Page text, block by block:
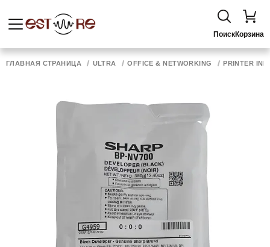
ПоискКорзина
ГЛАВНАЯ СТРАНИЦА ULTRA OFFICE & NETWORKING PRINTER